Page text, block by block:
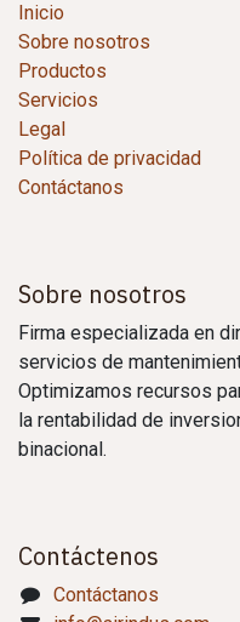
Inicio
Sobre nosotros
Productos
Servicios
Legal
Política de privacidad
Contáctanos
Sobre nosotros
Firma especializada en
servicios de
Optimizamos recursos
la rentabilidad de
binacional.
Contáctenos
Contáctanos